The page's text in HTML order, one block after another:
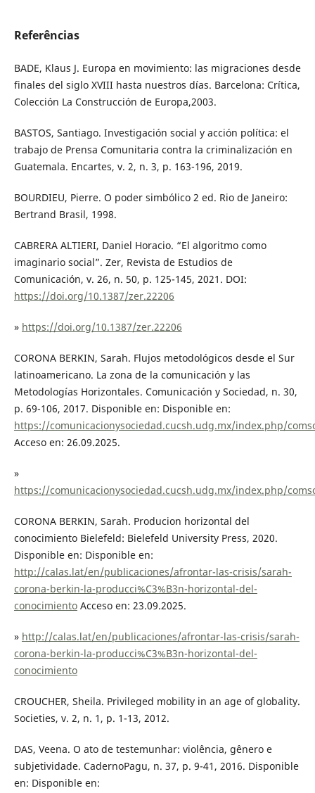
Referências
BADE, Klaus J. Europa en movimiento: las migraciones desde
finales del siglo XVIII hasta nuestros días. Barcelona: Crítica,
Colección La Construcción de Europa,2003.
BASTOS, Santiago. Investigación social y acción política: el
trabajo de Prensa Comunitaria contra la criminalización en
Guatemala. Encartes, v. 2, n. 3, p. 163-196, 2019.
BOURDIEU, Pierre. O poder simbólico 2 ed. Rio de Janeiro:
Bertrand Brasil, 1998.
CABRERA ALTIERI, Daniel Horacio. “El algoritmo como
imaginario social”. Zer, Revista de Estudios de
Comunicación, v. 26, n. 50, p. 125-145, 2021. DOI:
https://doi.org/10.1387/zer.22206
» https://doi.org/10.1387/zer.22206
CORONA BERKIN, Sarah. Flujos metodológicos desde el Sur
latinoamericano. La zona de la comunicación y las
Metodologías Horizontales. Comunicación y Sociedad, n. 30,
p. 69-106, 2017. Disponible en: Disponible en:
https://comunicacionysociedad.cucsh.udg.mx/index.php/
Acceso en: 26.09.2025.
»
https://comunicacionysociedad.cucsh.udg.mx/index.php/
CORONA BERKIN, Sarah. Producion horizontal del
conocimiento Bielefeld: Bielefeld University Press, 2020.
Disponible en: Disponible en:
http://calas.lat/en/publicaciones/afrontar-las-crisis/sarah-
corona-berkin-la-producci%C3%B3n-horizontal-del-
conocimientoAcceso en: 23.09.2025.
» http://calas.lat/en/publicaciones/afrontar-las-crisis/sarah-
corona-berkin-la-producci%C3%B3n-horizontal-del-
conocimiento
CROUCHER, Sheila. Privileged mobility in an age of globality.
Societies, v. 2, n. 1, p. 1-13, 2012.
DAS, Veena. O ato de testemunhar: violência, gênero e
subjetividade. CadernoPagu, n. 37, p. 9-41, 2016. Disponible
en: Disponible en: